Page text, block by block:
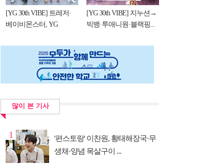
[YG 30th VIBE] 트레저·
베이비몬스터, YG
[YG 30th VIBE] 지누션→
빅뱅·투애니원·블랙핑...
많이 본 기사
1
'편스토랑' 이찬원, 황태해장국·무
생채·양념 목살구이 ...